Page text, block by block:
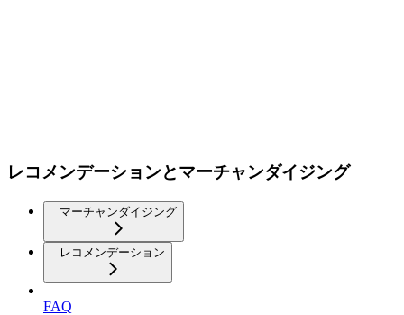
レコメンデーションとマーチャンダイジング
マーチャンダイジング
レコメンデーション
FAQ